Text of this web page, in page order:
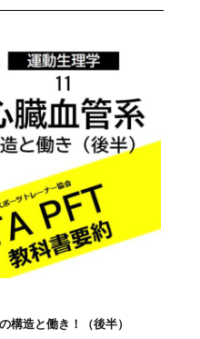
構造と働き！（後半）